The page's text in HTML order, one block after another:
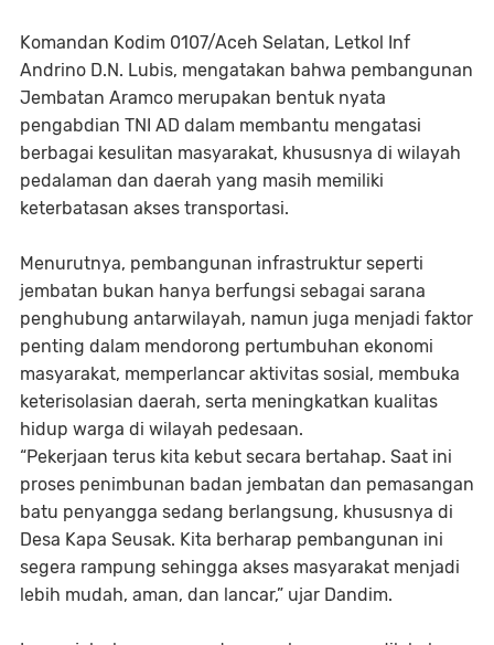
Komandan Kodim 0107/Aceh Selatan, Letkol Inf
Andrino D.N. Lubis, mengatakan bahwa pembangunan
Jembatan Aramco merupakan bentuk nyata
pengabdian TNI AD dalam membantu mengatasi
berbagai kesulitan masyarakat, khususnya di wilayah
pedalaman dan daerah yang masih memiliki
keterbatasan akses transportasi.
Menurutnya, pembangunan infrastruktur seperti
jembatan bukan hanya berfungsi sebagai sarana
penghubung antarwilayah, namun juga menjadi faktor
penting dalam mendorong pertumbuhan ekonomi
masyarakat, memperlancar aktivitas sosial, membuka
keterisolasian daerah, serta meningkatkan kualitas
hidup warga di wilayah pedesaan.
“Pekerjaan terus kita kebut secara bertahap. Saat ini
proses penimbunan badan jembatan dan pemasangan
batu penyangga sedang berlangsung, khususnya di
Desa Kapa Seusak. Kita berharap pembangunan ini
segera rampung sehingga akses masyarakat menjadi
lebih mudah, aman, dan lancar,” ujar Dandim.